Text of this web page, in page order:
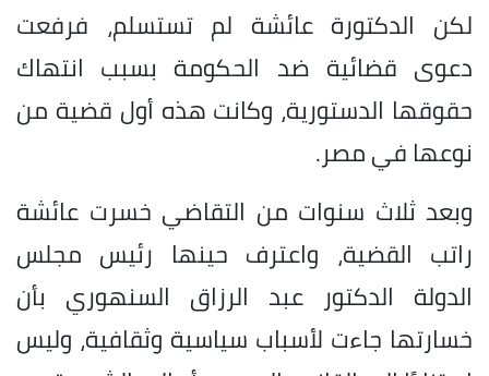
لكن الدكتورة عائشة لم تستسلم، فرفعت
دعوى قضائية ضد الحكومة بسبب انتهاك
حقوقها الدستورية، وكانت هذه أول قضية من
نوعها في مصر.
وبعد ثلاث سنوات من التقاضي خسرت عائشة
راتب القضية، واعترف حينها رئيس مجلس
الدولة الدكتور عبد الرزاق السنهوري بأن
خسارتها جاءت لأسباب سياسية وثقافية، وليس